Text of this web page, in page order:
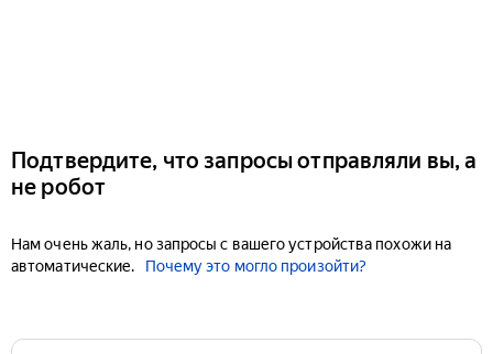
Подтвердите, что запросы отправляли вы, а
не робот
Нам очень жаль, но запросы с вашего устройства похожи на
автоматические.
Почему это могло произойти?